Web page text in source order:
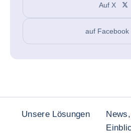
Auf X
auf Facebook
Unsere Lösungen